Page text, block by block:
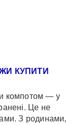
КУПИТИ
компотом — у
Це не
З родинами,